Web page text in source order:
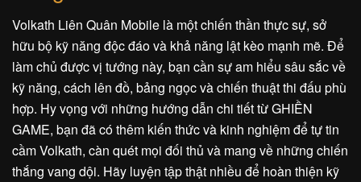
Volkath Liên Quân Mobile là một chiến thần thực sự, sở
hữu bộ kỹ năng độc đáo và khả năng lật kèo mạnh mẽ. Để
làm chủ được vị tướng này, bạn cần sự am hiểu sâu sắc về
kỹ năng, cách lên đồ, bảng ngọc và chiến thuật thi đấu phù
hợp. Hy vọng với những hướng dẫn chi tiết từ GHIỀN
GAME, bạn đã có thêm kiến thức và kinh nghiệm để tự tin
cầm Volkath, càn quét mọi đối thủ và mang về những chiến
thắng vang dội. Hãy luyện tập thật nhiều để hoàn thiện kỹ